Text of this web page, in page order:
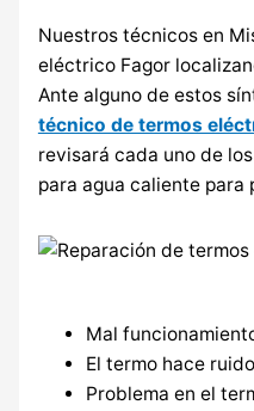
Nuestros técnicos en
eléctrico Fagor
Ante alguno de estos
técnico de termos
revisará cada uno de
para agua caliente para
Mal
El termo hace
Problema en el